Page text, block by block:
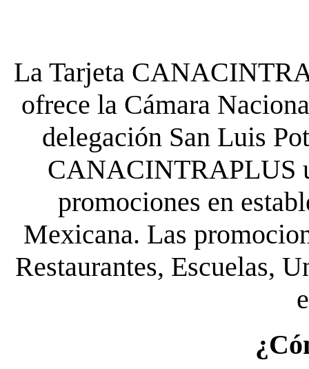
La Tarjeta
ofrece la Cámara
delegación San Luis
CANACINTRAPLUS
promociones en
Mexicana. Las
Restaurantes, Escuelas,